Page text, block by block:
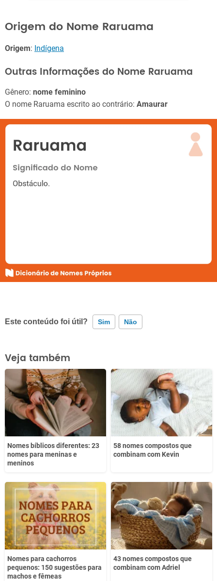
Origem do Nome Raruama
Origem: Indígena
Outras Informações do Nome Raruama
Gênero: nome feminino
O nome Raruama escrito ao contrário: Amaurar
Este conteúdo foi útil? Sim Não
Este conteúdo contém informação incorreta
Este conteúdo não tem a informação que procuro
Outro
Veja também
Nomes bíblicos diferentes: 23
nomes para meninas e
meninos
58 nomes compostos que
combinam com Kevin
Nomes para cachorros
pequenos: 150 sugestões para
machos e fêmeas
43 nomes compostos que
combinam com Adriel